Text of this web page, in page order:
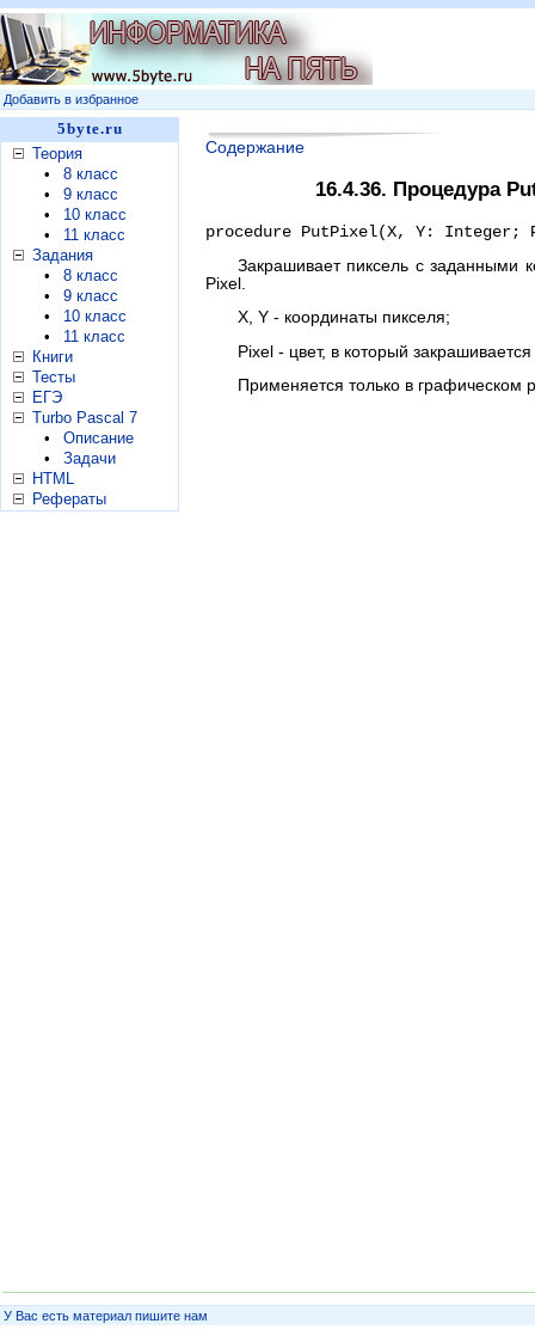
Добавить в избранное
5byte.ru
Теория
•
8 класс
•
9 класс
•
10 класс
•
11 класс
Задания
•
8 класс
•
9 класс
•
10 класс
•
11 класс
Книги
Тесты
ЕГЭ
Turbo Pascal 7
•
Описание
•
Задачи
HTML
Рефераты
Содержание
16.4.36. Процедура
procedure PutPixel(X, Y: Integer;
Закрашивает пиксель с заданными
Pixel.
X, Y - координаты пикселя;
Pixel - цвет, в который закрашивается
Применяется только в графическом
У Вас есть материал пишите нам